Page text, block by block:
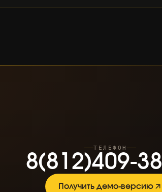
ТЕЛЕФОН
8(81 2)409-38
Получить демо-версию